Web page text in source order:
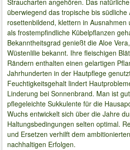
Straucharten angehören. Das
überwiegend das tropische bis südliche
rosettenbildend, klettern in
als frostempfindliche Kübelpflanzen
Bekanntheitsgrad genießt die Aloe
Wüstenlilie bekannt. Ihre fleischigen
Rändern enthalten einen gelartigen
Jahrhunderten in der Hautpflege
Feuchtigkeitsgehalt lindert
Linderung bei Sonnenbrand. Man ist
pflegeleichte Sukkulente für die
Wuchs entwickelt sich über die Jahre
Haltungsbedingungen selten optimal.
und Ersetzen verhilft dem
nachhaltigen Erfolgen.